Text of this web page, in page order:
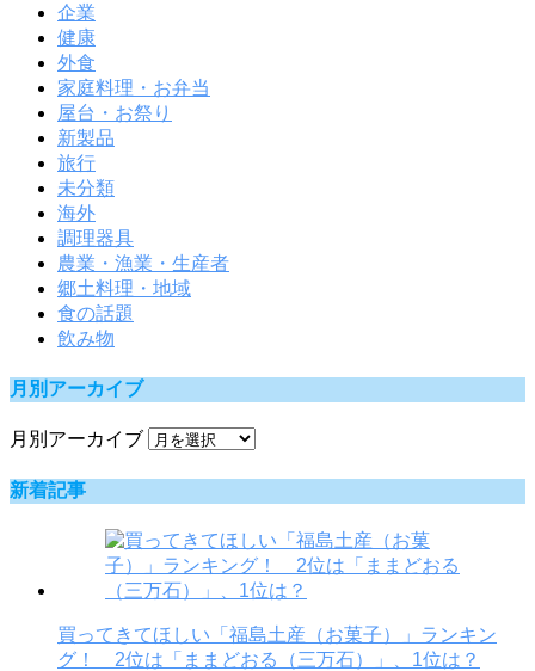
企業
健康
外食
家庭料理・お弁当
屋台・お祭り
新製品
旅行
未分類
海外
調理器具
農業・漁業・生産者
郷土料理・地域
食の話題
飲み物
月別アーカイブ
月別アーカイブ
新着記事
買ってきてほしい「福島土産（お菓子）」ランキン
グ！ 2位は「ままどおる（三万石）」、1位は？